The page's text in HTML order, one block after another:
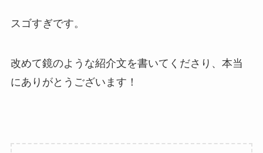
スゴすぎです。
改めて鏡のような紹介文を書いてくださり、本当
にありがとうございます！